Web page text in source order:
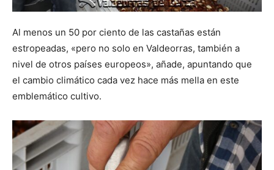
Al menos un 50 por ciento de las castañas están
estropeadas, «pero no solo en Valdeorras, también a
nivel de otros países europeos», añade, apuntando que
el cambio climático cada vez hace más mella en este
emblemático cultivo.